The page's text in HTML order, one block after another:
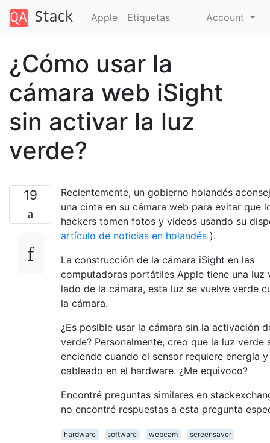
Apple Etiquetas Account
¿Cómo usar la
cámara web iSight
sin activar la luz
verde?
19
Recientemente, un gobierno holandés
una cinta en su cámara web para evitar que
hackers tomen fotos y videos usando su
artículo de noticias en holandés ).
La construcción de la cámara iSight en las
computadoras portátiles Apple tiene una luz
lado de la cámara, esta luz se vuelve verde
la cámara.
¿Es posible usar la cámara sin la activación
verde? Personalmente, creo que la luz verde
enciende cuando el sensor requiere energía
cableado en el hardware. ¿Me equivoco?
Encontré preguntas similares en
no encontré respuestas a esta pregunta
hardware software webcam
screensaver